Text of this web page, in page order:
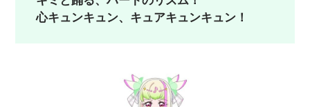
心キュンキュン、キュアキュンキュン！